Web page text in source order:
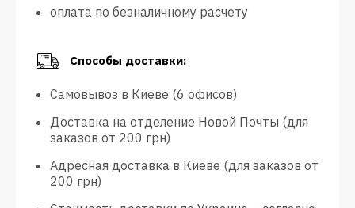
оплата по безналичному расчету
Способы доставки:
Самовывоз в Киеве (6 офисов)
Доставка на отделение Новой Почты (для
заказов от 200 грн)
Адресная доставка в Киеве (для заказов от
200 грн)